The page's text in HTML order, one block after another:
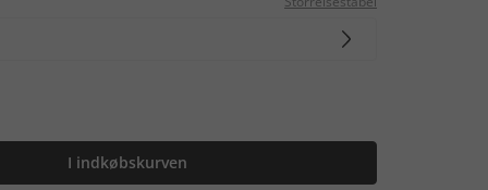
I indkøbskurven